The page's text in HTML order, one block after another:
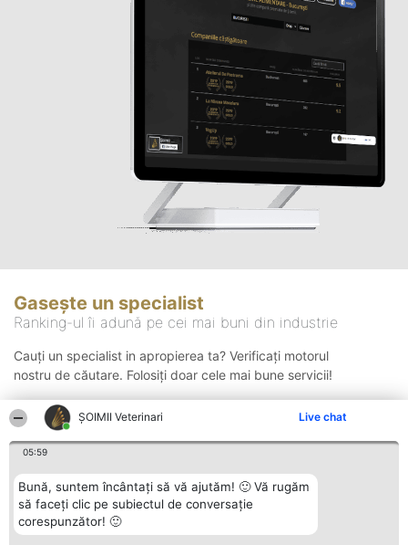
ȘOIMII Veterinari Live chat
05:59
Bună, suntem încântați să vă ajutăm! 🙂 Vă rugăm
să faceți clic pe subiectul de conversație
corespunzător! 🙂
Gasește un specialist
Ranking-ul îi adună pe cei mai buni din industrie
Cauți un specialist in apropierea ta? Verificați motorul
nostru de căutare. Folosiți doar cele mai bune servicii!